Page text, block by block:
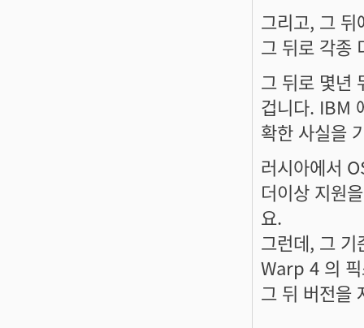
그리고, 그
그 뒤로 각종
그 뒤로 몇년
겁니다. IBM
확한 사실을
러시아에서
더이상 지원
요.
그런데, 그
Warp 4 의 픽
그 뒤 버전을